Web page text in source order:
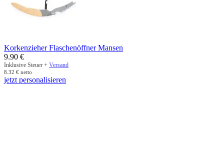
Korkenzieher Flaschenöffner Mansen
9.90 €
Inklusive Steuer + Versand
8.32 € netto
jetzt personalisieren